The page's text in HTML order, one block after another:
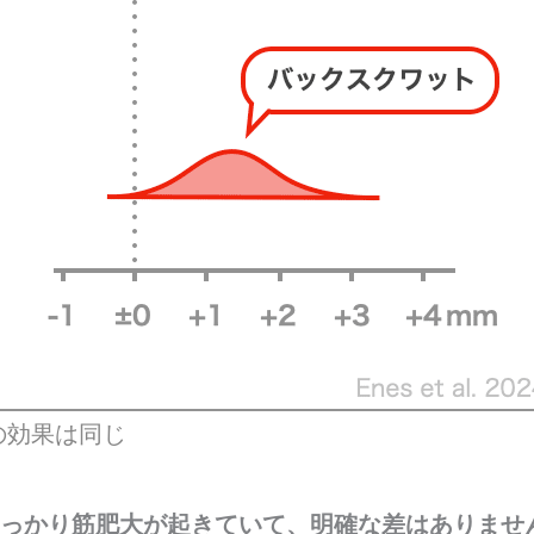
果は同じ
かり筋肥大が起きていて、明確な差はありませ